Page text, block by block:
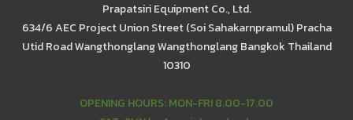
Prapatsiri Equipment Co., Ltd.
634/6 AEC Project Union Street (Soi Sahakarnpramul) Pracha
Utid Road Wangthonglang Wangthonglang Bangkok Thailand
10310
OPENING HOURS: MON-FRI 8.00-17.00